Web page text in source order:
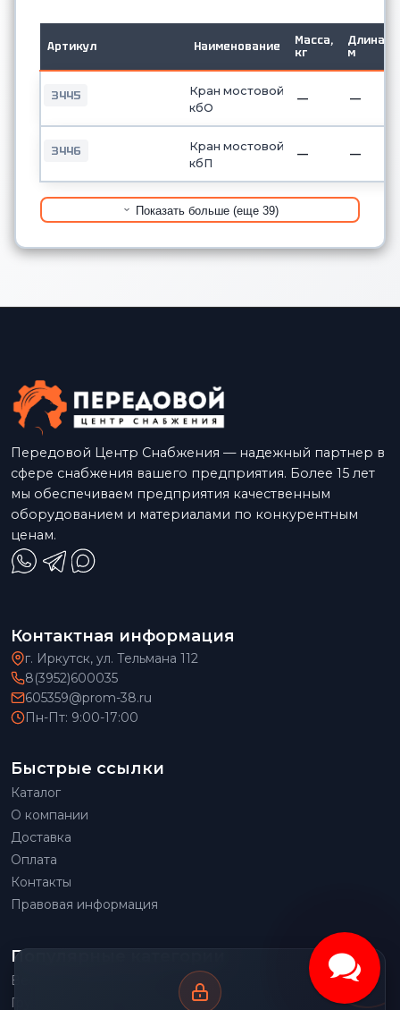
Артикул Наименование
Масса,
кг
Длина,
м
3445
Кран мостовой
кбО
— —
3446
Кран мостовой
кбП
— —
Показать больше (еще 39)
Передовой Центр Снабжения — надежный партнер в
сфере снабжения вашего предприятия. Более 15 лет
мы обеспечиваем предприятия качественным
оборудованием и материалами по конкурентным
ценам.
Контактная информация
г. Иркутск, ул. Тельмана 112
8(3952)600035
605359@prom-38.ru
Пн-Пт: 9:00-17:00
Быстрые ссылки
Каталог
О компании
Доставка
Оплата
Контакты
Правовая информация
Популярные категории
Весовое оборудование
Грузоподъемное оборудование